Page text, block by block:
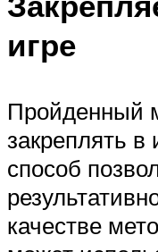
игре
Пройденный
закреплять
способ
качестве